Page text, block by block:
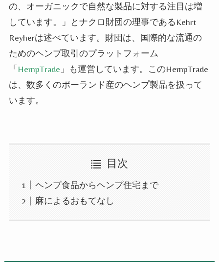
の、 オーガニックで自然な製品に対する注目は増
しています。」とナクロ財団の理事であるKehrt
Reyherは述べています。財団は、国際的な流通の
ためのヘンプ取引のプラットフォーム
「HempTrade 」も運営しています。このHempTrade
は、数多くのポーランド産のヘンプ製品を扱って
います。
目次
ヘンプ食品からヘンプ住宅まで
麻によるおもてなし